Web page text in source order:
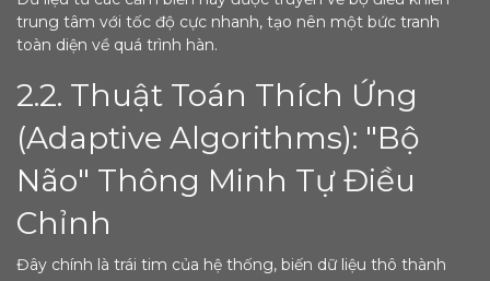
trung tâm với tốc độ cực nhanh, tạo nên một bức tranh
toàn diện về quá trình hàn.
2.2. Thuật Toán Thích Ứng
(Adaptive Algorithms): "Bộ
Não" Thông Minh Tự Điều
Chỉnh
Đây chính là trái tim của hệ thống, biến dữ liệu thô thành